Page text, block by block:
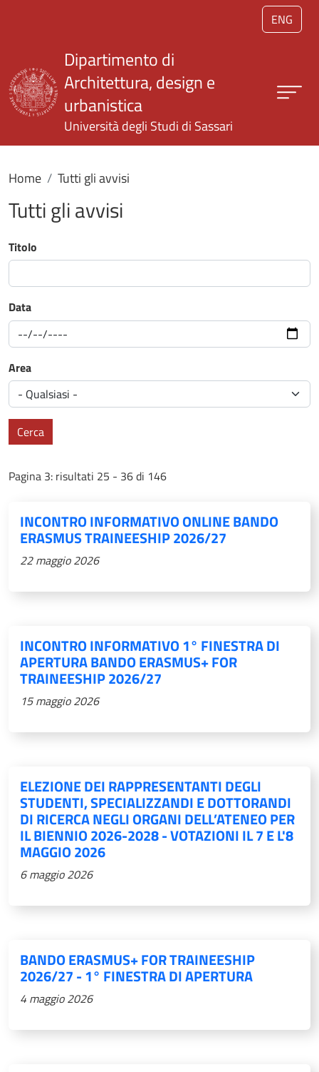
Salta al contenuto principale
ENG
Dipartimento di
Architettura, design e
urbanistica
Università degli Studi di Sassari
Home Tutti gli avvisi
Tutti gli avvisi
Titolo
Data
Area
Cerca
Pagina 3: risultati 25 - 36 di 146
INCONTRO INFORMATIVO ONLINE BANDO
ERASMUS TRAINEESHIP 2026/27
22 maggio 2026
INCONTRO INFORMATIVO 1° FINESTRA DI
APERTURA BANDO ERASMUS+ FOR
TRAINEESHIP 2026/27
15 maggio 2026
ELEZIONE DEI RAPPRESENTANTI DEGLI
STUDENTI, SPECIALIZZANDI E DOTTORANDI
DI RICERCA NEGLI ORGANI DELL’ATENEO PER
IL BIENNIO 2026-2028 - VOTAZIONI IL 7 E L'8
MAGGIO 2026
6 maggio 2026
BANDO ERASMUS+ FOR TRAINEESHIP
2026/27 - 1° FINESTRA DI APERTURA
4 maggio 2026